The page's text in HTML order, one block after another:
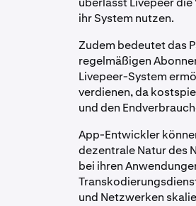
ihr System nutzen.
Zudem bedeutet das
regelmäßigen
Livepeer-System
verdienen, da
und den
App-Entwickler
dezentrale Natur des
bei ihren
und Netzwerken